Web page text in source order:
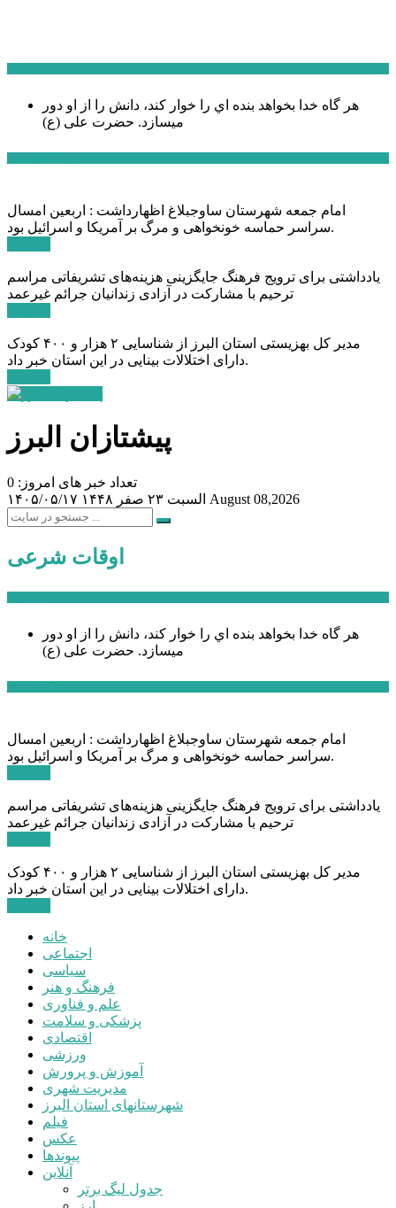
هر گاه خدا بخواهد بنده اي را خوار كند، دانش را از او دور
میسازد. حضرت علی (ع)
امام جمعه شهرستان ساوجبلاغ اظهارداشت : اربعین امسال
سراسر حماسه خونخواهی و مرگ بر آمریکا و اسرائیل بود.
یادداشتی برای ترویج فرهنگ جایگزینی هزینه‌های تشریفاتی مراسم
ترحیم با مشارکت در آزادی زندانیان جرائم غیرعمد
مدیر کل بهزیستی استان البرز از شناسایی ۲ هزار و ۴۰۰ کودک
دارای اختلالات بینایی در این استان خبر داد.
پیشتازان البرز
تعداد خبر های امروز: 0
۱۴۰۵/۰۵/۱۷
السبت ۲۳ صفر ۱۴۴۸ August 08,2026
اوقات شرعی
هر گاه خدا بخواهد بنده اي را خوار كند، دانش را از او دور
میسازد. حضرت علی (ع)
امام جمعه شهرستان ساوجبلاغ اظهارداشت : اربعین امسال
سراسر حماسه خونخواهی و مرگ بر آمریکا و اسرائیل بود.
یادداشتی برای ترویج فرهنگ جایگزینی هزینه‌های تشریفاتی مراسم
ترحیم با مشارکت در آزادی زندانیان جرائم غیرعمد
مدیر کل بهزیستی استان البرز از شناسایی ۲ هزار و ۴۰۰ کودک
دارای اختلالات بینایی در این استان خبر داد.
خانه
اجتماعی
سیاسی
فرهنگ و هنر
علم و فناوری
پزشکی و سلامت
اقتصادی
ورزشی
آموزش و پرورش
مدیریت شهری
شهرستانهای استان البرز
فیلم
عکس
پیوندها
آنلاین
جدول لیگ برتر